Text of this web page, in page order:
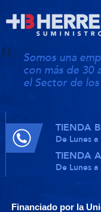
Somos una
con más de 30
el Sector de
TIENDA
De Lunes
TIENDA
De Lunes
Financiado por la